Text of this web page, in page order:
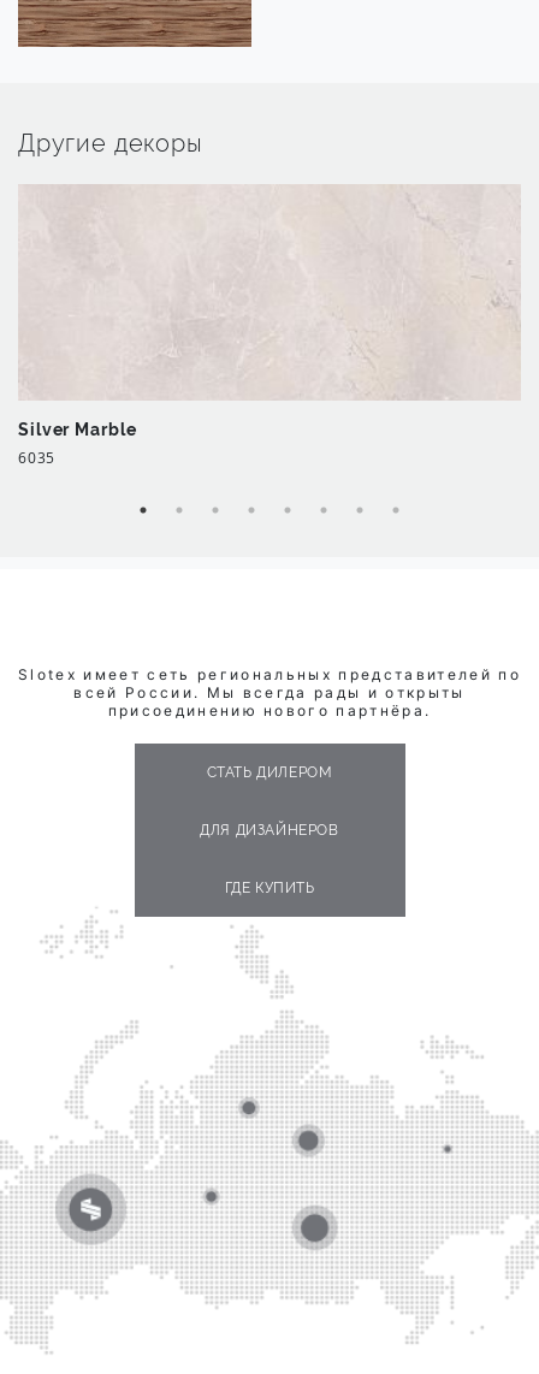
Другие декоры
Silver Marble
6035
Slotex имеет сеть региональных представителей по
всей России. Мы всегда рады и открыты
присоединению нового партнёра.
СТАТЬ ДИЛЕРОМ
ДЛЯ ДИЗАЙНЕРОВ
ГДЕ КУПИТЬ